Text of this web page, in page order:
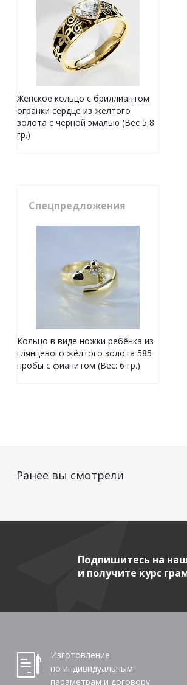
Женское кольцо с бриллиантом
огранки сердце из желтого
золота с черной эмалью (Вес 5,8
гр.)
Спецпредложения
Кольцо в виде ножки ребёнка из
глянцевого жёлтого золота 585
пробы с фианитом (Вес: 6 гр.)
Ранее вы смотрели
Подпишитесь на
и получите курс
Изготовление
по индивидуальным
параметрам и договору